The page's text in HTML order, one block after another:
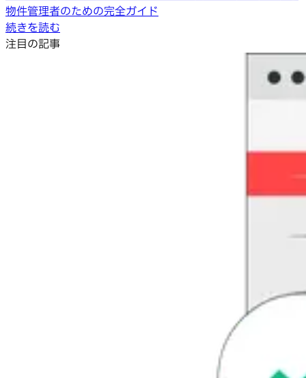
物件管理者のための完全ガイド
続きを読む
注目の記事